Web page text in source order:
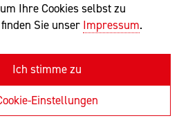
Ihre Cookies selbst zu
Sie unser Impressum.
Ich stimme zu
Einstellungen
GMBH - PIONIEER
NOW.
IT-Dienstleistung
oder Rückruf